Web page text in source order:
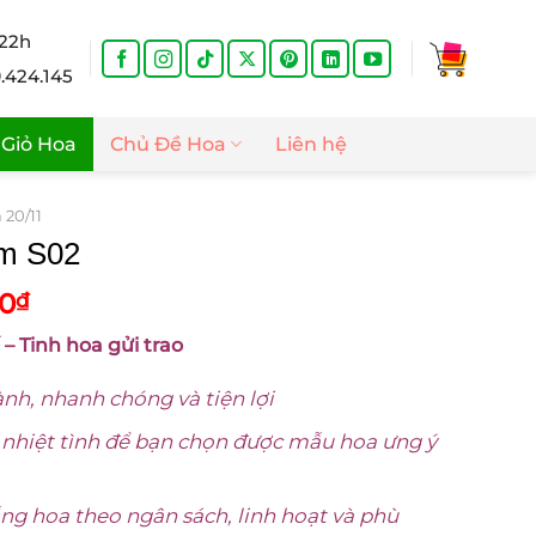
Giỏ Hoa Chủ Đề Hoa Liên hệ
11
S02
₫Giá
hiện
tại
là:
1.200.000₫.
Tinh hoa gửi trao
nhanh chóng và tiện lợi
nhiệt tình để bạn chọn được mẫu hoa ưng ý
hoa theo ngân sách, linh hoạt và phù